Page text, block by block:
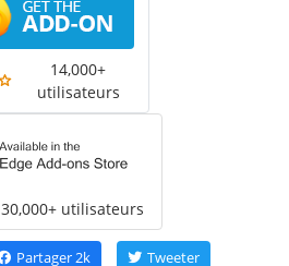
14,000+
utilisateurs
30,000+ utilisateurs
Partager 2k Tweeter